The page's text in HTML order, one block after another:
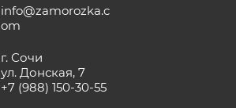
info@zamorozka.c
om
г. Сочи
ул. Донская, 7
+7 (988) 150-30-55